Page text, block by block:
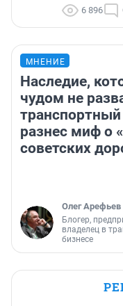
6 896
МНЕНИЕ
Наследие,
чудом не
транспортный
разнес миф о
советских
Олег Арефьев
Блогер,
владелец в
бизнесе